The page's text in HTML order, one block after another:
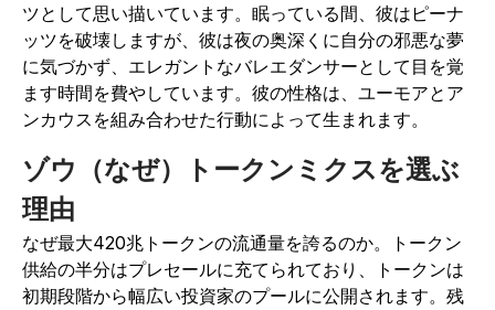
ツとして思い描いています。眠っている間、彼はピーナ
ッツを破壊しますが、彼は夜の奥深くに自分の邪悪な夢
に気づかず、エレガントなバレエダンサーとして目を覚
ます時間を費やしています。彼の性格は、ユーモアとア
ンカウスを組み合わせた行動によって生まれます。
ゾウ（なぜ）トークンミクスを選ぶ
理由
なぜ最大420兆トークンの流通量を誇るのか。トークン
供給の半分はプレセールに充てられており、トークンは
初期段階から幅広い投資家のプールに公開されます。残